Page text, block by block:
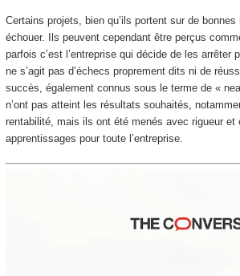
Certains projets, bien qu’ils portent sur de
échouer. Ils peuvent cependant être perçus
parfois c’est l’entreprise qui décide de les arrêter
ne s’agit pas d’échecs proprement dits ni de
succès, également connus sous le terme de «
n’ont pas atteint les résultats souhaités,
rentabilité, mais ils ont été menés avec rigueur et
apprentissages pour toute l’entreprise.